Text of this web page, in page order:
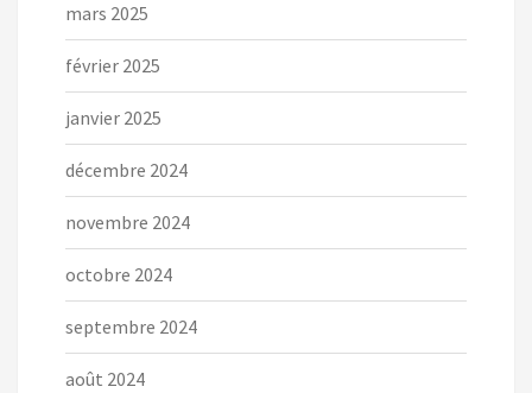
mars 2025
février 2025
janvier 2025
décembre 2024
novembre 2024
octobre 2024
septembre 2024
août 2024